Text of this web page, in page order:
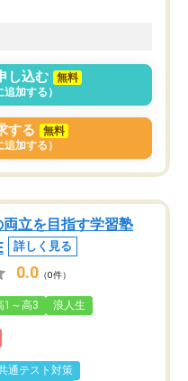
し込む
無料
追加する）
する
無料
追加する）
立を目指す学習塾
詳しく見る
0.0 （0件）
1～高3 浪人生
通テスト対策